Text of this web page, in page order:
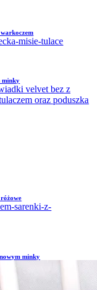
minky
minky